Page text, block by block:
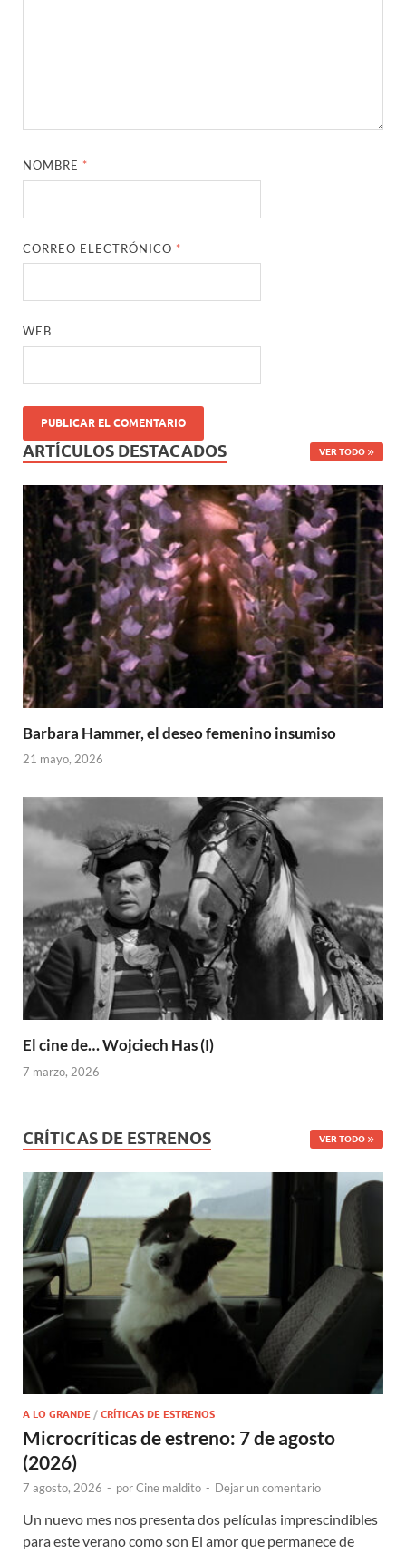
NOMBRE *
CORREO ELECTRÓNICO *
WEB
ARTÍCULOS DESTACADOS VER TODO
Barbara Hammer, el deseo femenino insumiso
21 mayo, 2026
El cine de… Wojciech Has (I)
7 marzo, 2026
CRÍTICAS DE ESTRENOS VER TODO
A LO GRANDE / CRÍTICAS DE ESTRENOS
Microcríticas de estreno: 7 de agosto
(2026)
7 agosto, 2026 - porCine maldito - Dejar un comentario
Un nuevo mes nos presenta dos películas imprescindibles
para este verano como son El amor que permanece de